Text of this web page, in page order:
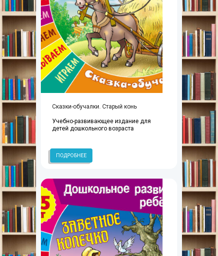
Сказки-обучалки. Старый конь
Учебно-развивающее издание для
детей дошкольного возраста
ПОДРОБНЕЕ